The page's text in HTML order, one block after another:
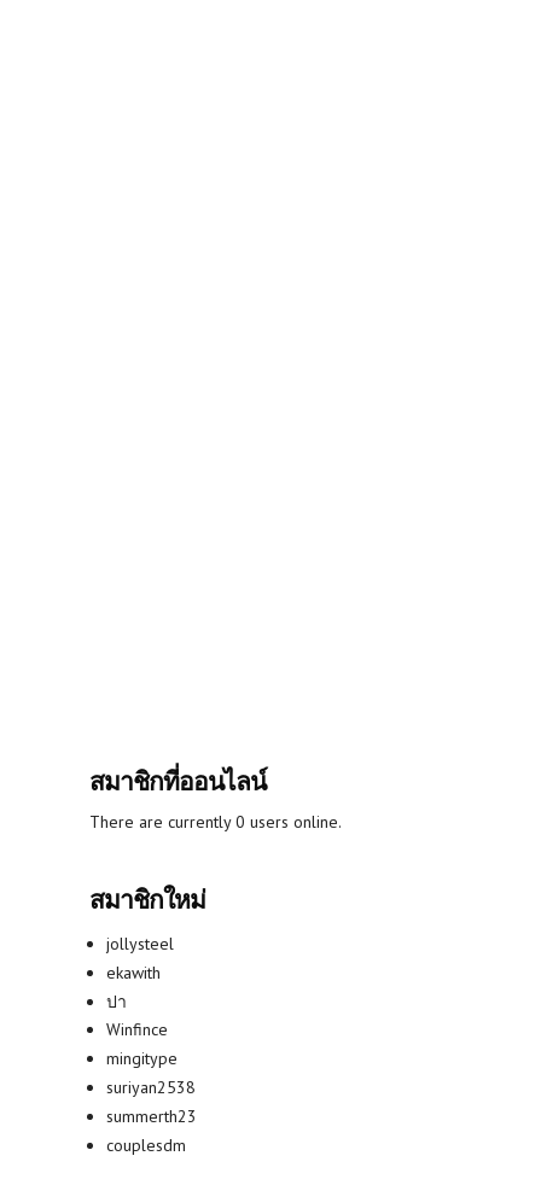
สมาชิกที่ออนไลน์
There are currently 0 users online.
สมาชิกใหม่
jollysteel
ekawith
ปา
Winfince
mingitype
suriyan2538
summerth23
couplesdm